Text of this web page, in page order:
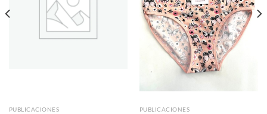
PUBLICACIONES PUBLICACIONES